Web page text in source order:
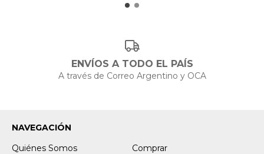
ENVÍOS A TODO EL PAÍS
A través de Correo Argentino y OCA
NAVEGACIÓN
Quiénes Somos
Comprar